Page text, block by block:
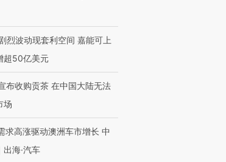
烈波动现套利空间 嘉能可上
超50亿美元
布收购贡茶 在中国大陆无法
场
求高涨驱动澳洲车市增长 中
出海·汽车